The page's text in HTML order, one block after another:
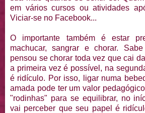
em vários cursos ou atividades
Viciar-se no Facebook...
O importante também é estar
machucar, sangrar e chorar.
pensou se chorar toda vez que cai
a primeira vez é possível, na
é ridículo. Por isso, ligar numa
amada pode ter um valor
"rodinhas" para se equilibrar, no
vai perceber que seu papel é